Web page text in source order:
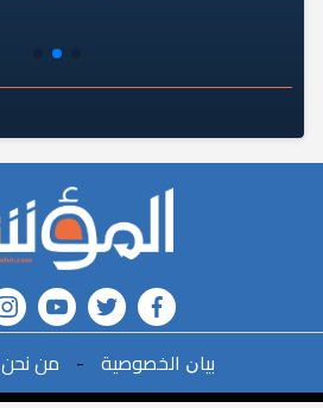
FACEBOOK
twitter
youtube
ﺑﻴﺎﻥ اﻟﺨﺼﻮﺻﻴﺔ - ﻣﻦ ﻧﺤﻦ